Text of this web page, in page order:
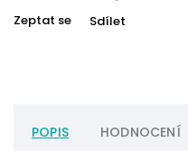
Zeptat se Sdílet
POPIS HODNOCENÍ